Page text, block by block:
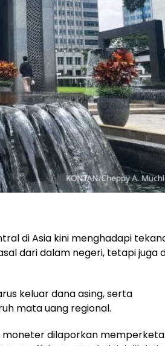
di Asia kini menghadapi
dari dalam negeri, tetapi juga
keluar dana asing, serta
mata uang regional.
moneter dilaporkan